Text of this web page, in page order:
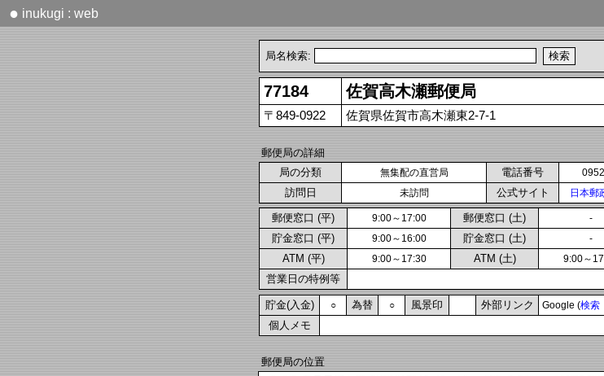
● inukugi : web
局名検索:
77184 佐賀高木瀬郵便局
〒849-0922 佐賀県佐賀市高木瀬東2-7-1
郵便局の詳細
局の分類
無集配の直営局 電話番号
訪問日 未訪問 公式サイト 日本郵
郵便窓口 (平) 9:00～17:00 郵便窓口 (土) -
貯金窓口 (平) 9:00～16:00 貯金窓口 (土) -
ATM (平) 9:00～17:30 ATM (土) 9:00～
営業日の特例等
貯金(入金) ○ 為替 ○ 風景印 外部リンク Google (検索
個人メモ
郵便局の位置